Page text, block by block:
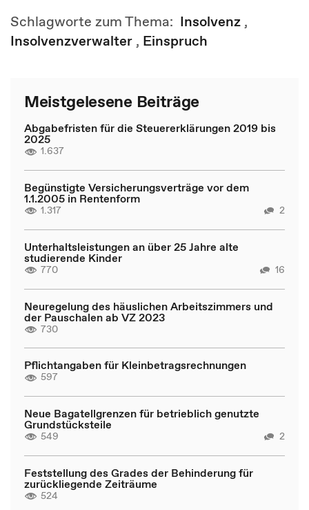
Schlagworte zum Thema: Insolvenz ,
Insolvenzverwalter , Einspruch
Meistgelesene Beiträge
Abgabefristen für die Steuererklärungen 2019 bis
2025
1.637
Begünstigte Versicherungsverträge vor dem
1.1.2005 in Rentenform
1.317 2
Unterhaltsleistungen an über 25 Jahre alte
studierende Kinder
770 16
Neuregelung des häuslichen Arbeitszimmers und
der Pauschalen ab VZ 2023
730
Pflichtangaben für Kleinbetragsrechnungen
597
Neue Bagatellgrenzen für betrieblich genutzte
Grundstücksteile
549 2
Feststellung des Grades der Behinderung für
zurückliegende Zeiträume
524